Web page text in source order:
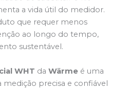
a vida útil do medidor.
que requer menos
ao longo do tempo,
sustentável.
WHT da Wärme é uma
precisa e confiável